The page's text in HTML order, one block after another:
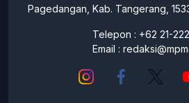
Pagedangan, Kab. Tangerang,
Telepon : +62 21-
Email :